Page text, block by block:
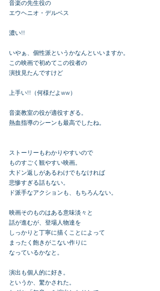
音楽の先生役の
エウヘニオ・デルベス
濃い!!
いやぁ、個性派というかなんといいますか。
この映画で初めてこの役者の
演技見たんですけど
上手い!!（何様だよww）
音楽教室の役が適役すぎる。
熱血指導のシーンも最高でしたね。
ストーリーもわかりやすいので
ものすごく観やすい映画。
大ドン返しがあるわけでもなければ
悲惨すぎる話もない。
ド派手なアクションも、もちろんない。
映画そのものはある意味淡々と
話が進むが、登場人物達を
しっかりと丁寧に描くことによって
まったく飽きがこない作りに
なっているかなと。
演出も個人的に好き。
というか、驚かされた。